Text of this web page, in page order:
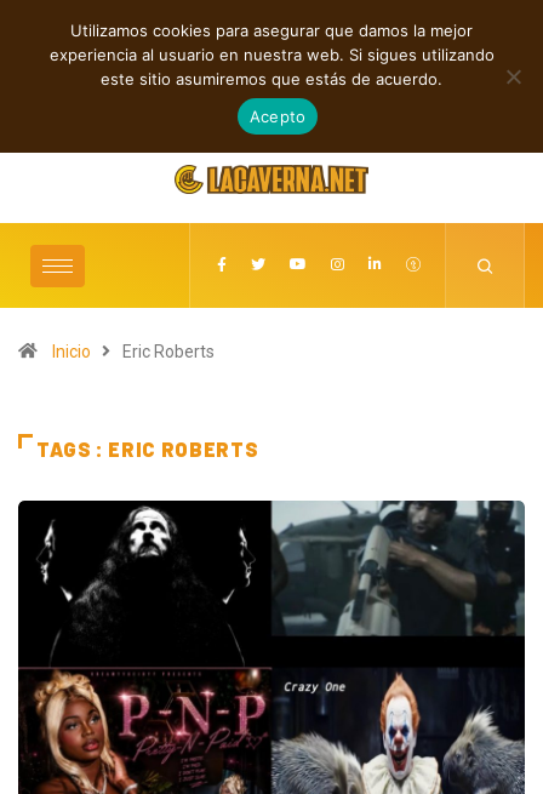
TENDENCIAS
Help Us” Cuatro canciones independientes entre folk, rock y pop
agosto 8, 2026
Inicio Eric Roberts
TAGS : ERIC ROBERTS
Utilizamos cookies para asegurar que damos la mejor
experiencia al usuario en nuestra web. Si sigues utilizando
este sitio asumiremos que estás de acuerdo.
Acepto